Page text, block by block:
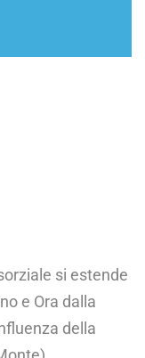
si estende
e Ora dalla
della